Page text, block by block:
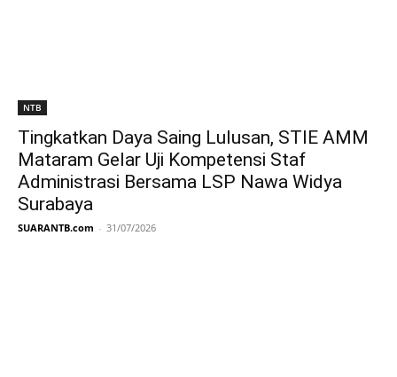
NTB
Tingkatkan Daya Saing Lulusan, STIE AMM
Mataram Gelar Uji Kompetensi Staf
Administrasi Bersama LSP Nawa Widya
Surabaya
SUARANTB.com - 31/07/2026